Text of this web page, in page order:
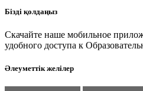
Бізді қолдаңыз
Скачайте наше мобильное
удобного доступа к
Әлеуметтік желілер